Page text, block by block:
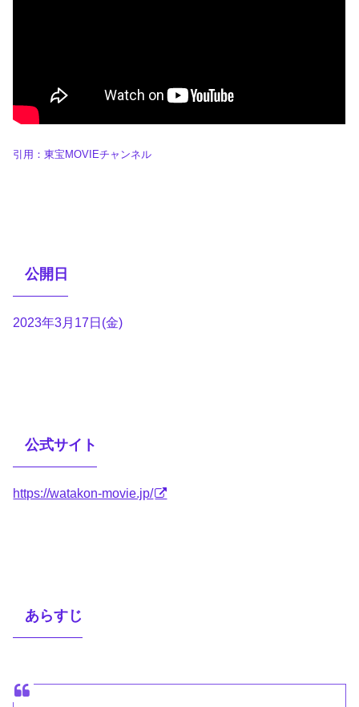
引用：東宝MOVIEチャンネル
公開日
2023年3月17日(金)
公式サイト
https://watakon-movie.jp/
あらすじ